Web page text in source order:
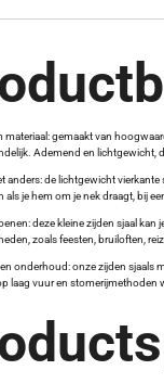
materiaal: gemaakt van
Ademend en lichtgewicht,
anders: de lichtgewicht
als je hem om je nek draagt, bij
deze kleine zijden sjaal kan
zoals feesten, bruiloften,
onderhoud: onze zijden sjaals
laag vuur en stomerijmethoden